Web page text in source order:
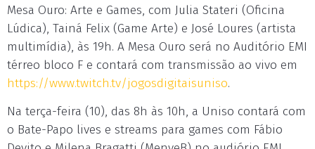
Mesa Ouro: Arte e Games, com Julia Stateri (Oficina
Lúdica), Tainá Felix (Game Arte) e José Loures (artista
multimídia), às 19h. A Mesa Ouro será no Auditório EMI
térreo bloco F e contará com transmissão ao vivo em
https://www.twitch.tv/jogosdigitaisuniso.
Na terça-feira (10), das 8h às 10h, a Uniso contará com
o Bate-Papo lives e streams para games com Fábio